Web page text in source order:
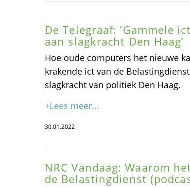
De Telegraaf: ’Gammele
aan slagkracht Den Haag’
Hoe oude computers het nieuwe
krakende ict van de
slagkracht van politiek Den Haag.
+Lees meer...
30.01.2022
NRC Vandaag: Waarom
de Belastingdienst